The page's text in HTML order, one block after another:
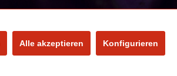
Alle akzeptieren Konfigurieren
Kundenbewertungen
Noch nicht